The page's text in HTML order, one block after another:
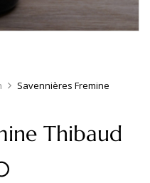
Savennières Fremine
Thibaud